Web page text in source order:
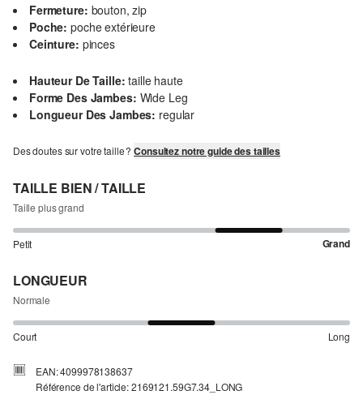
Fermeture: bouton, zip
Poche: poche extérieure
Ceinture: pinces
Hauteur De Taille: taille haute
Forme Des Jambes: Wide Leg
Longueur Des Jambes: regular
Des doutes sur votre taille ?Consultez notre guide des tailles
TAILLE BIEN / TAILLE
Taille plus grand
Petit Grand
LONGUEUR
Normale
Court Long
EAN: 4099978138637
Référence de l'article: 2169121.59G7.34_LONG